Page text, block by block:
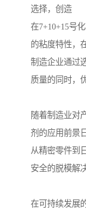
选择，创造
在7+10+15号
的粘度特性，
制造企业通过
质量的同时，
随着制造业对
剂的应用前景
从精密零件到
安全的脱模解
在可持续发展